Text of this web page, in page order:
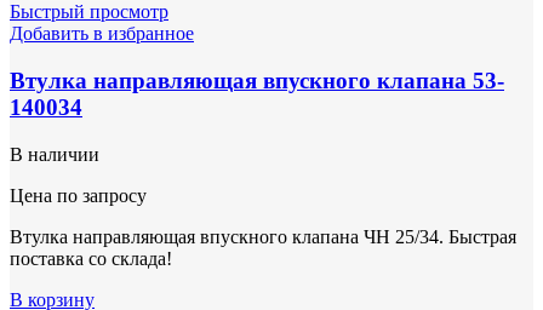
Быстрый просмотр
Добавить в избранное
Втулка направляющая впускного клапана 53-
140034
В наличии
Цена по запросу
Втулка направляющая впускного клапана ЧН 25/34. Быстрая
поставка со склада!
В корзину